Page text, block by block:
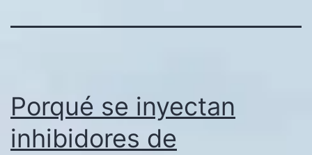
Porqué se inyectan
inhibidores de